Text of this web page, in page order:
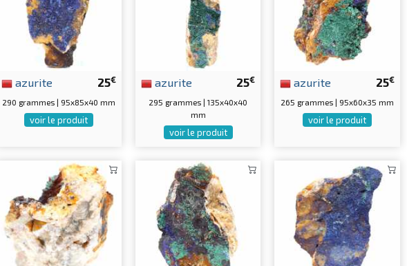
25€
azurite
290 grammes | 95x85x40 mm
voir le produit
25€
azurite
295 grammes | 135x40x40
mm
voir le produit
25€
azurite
265 grammes | 95x60x35 mm
voir le produit